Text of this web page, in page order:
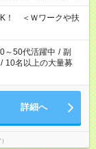
！ ＜Ｗワークや扶
～50代活躍中 / 副
/ 10名以上の大量募
詳細へ